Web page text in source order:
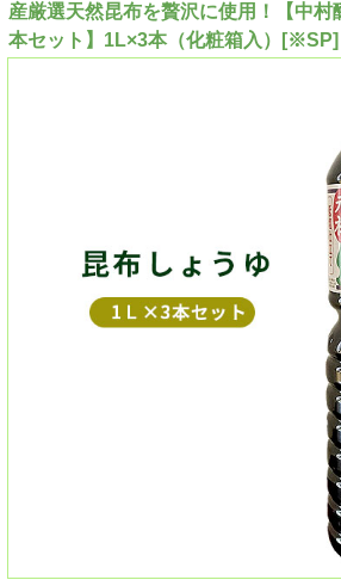
産厳選天然昆布を贅沢に使用！【中
本セット】1L×3本（化粧箱入）[※SP]